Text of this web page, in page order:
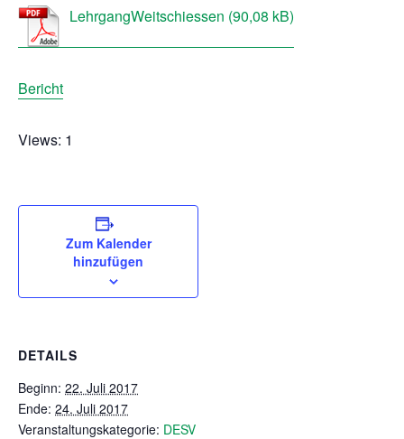
LehrgangWeitschiessen
Bericht
Views: 1
Zum Kalender
hinzufügen
DETAILS
Beginn: 22. Juli 2017
Ende: 24. Juli 2017
Veranstaltungskategorie: DESV